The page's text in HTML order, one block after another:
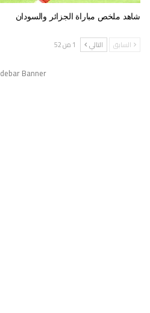
شاهد ملخص مباراة الجزائر والسودان
السابق التالي 1 من 52